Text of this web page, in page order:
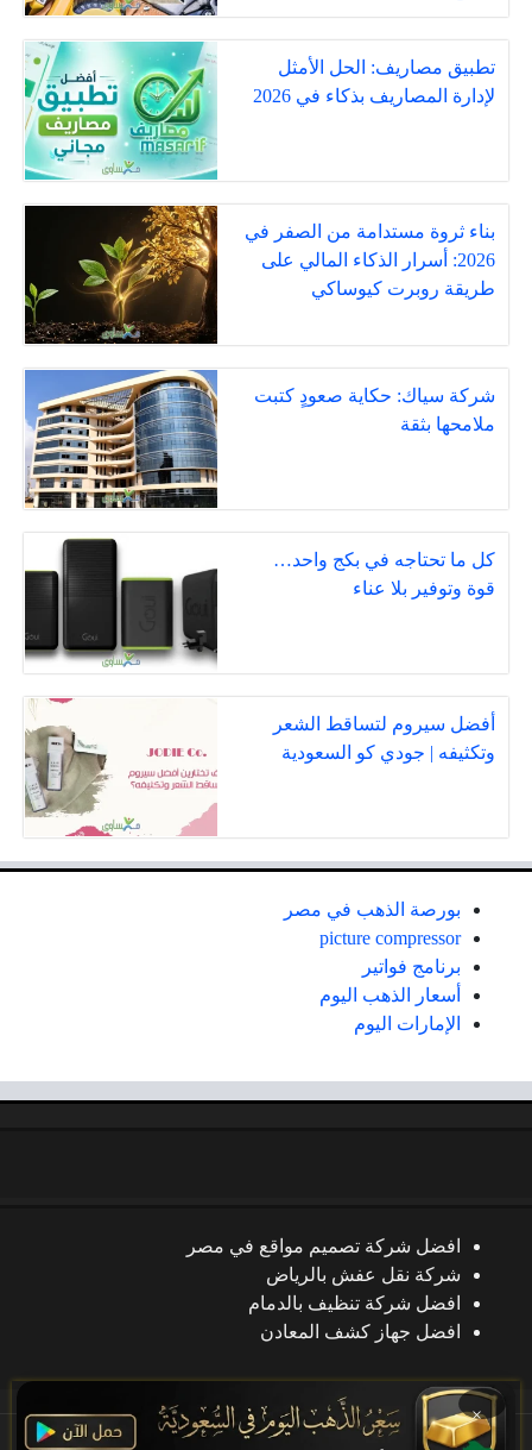
تطبيق مصاريف: الحل الأمثل
لإدارة المصاريف بذكاء في 2026
بناء ثروة مستدامة من الصفر في
2026: أسرار الذكاء المالي على
طريقة روبرت كيوساكي
شركة سياك: حكاية صعودٍ كتبت
ملامحها بثقة
كل ما تحتاجه في بكج واحد…
قوة وتوفير بلا عناء
أفضل سيروم لتساقط الشعر
وتكثيفه | جودي كو السعودية
بورصة الذهب في مصر
picture compressor
برنامج فواتير
أسعار الذهب اليوم
الإمارات اليوم
افضل شركة تصميم مواقع في مصر
شركة نقل عفش بالرياض
افضل شركة تنظيف بالدمام
افضل جهاز كشف المعادن
×